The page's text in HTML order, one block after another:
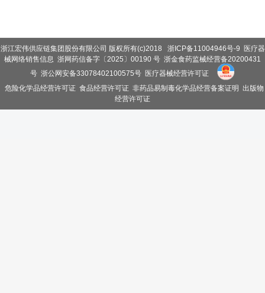
浙江宏伟供应链集团股份有限公司 版权所有(c)2018 浙ICP备11004946号-9
医疗器
械网络销售信息 浙网药信备字〔2025〕00190 号 浙金食药监械经营备20200431
号 浙公网安备33078402100575号 医疗器械经营许可证
危险化学品经营许可证 食品经营许可证 非药品易制毒化学品经营备案证明 出版物
经营许可证